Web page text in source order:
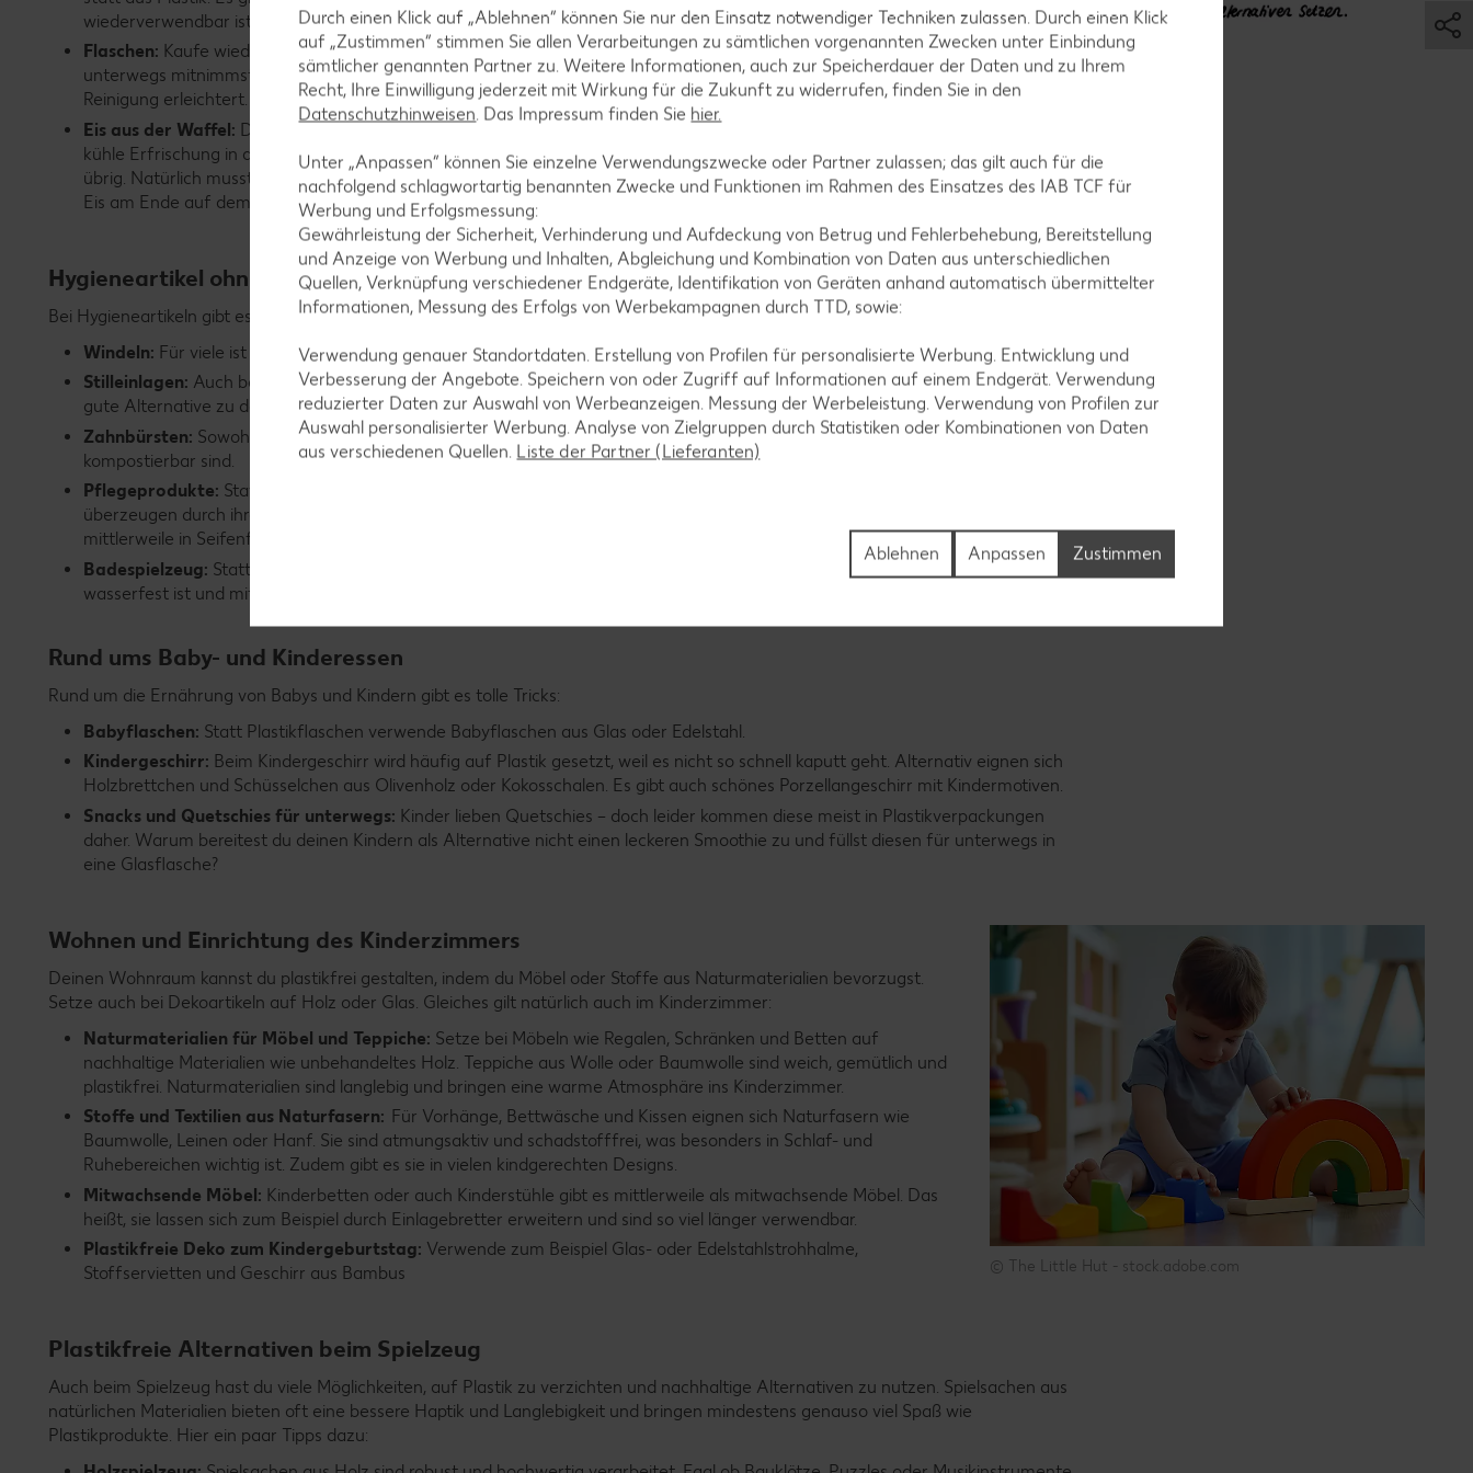
wiederverwendbar ist. Viele Snacks lassen sich auch ohne Besteck essen.
Flaschen: Kaufe wiederverwendbare Glas- oder Edelstahlflaschen, die du für
unterwegs mitnimmst. Meistens sind diese sogar spülmaschinenfest, was die
Reinigung erleichtert.
Eis aus der Waffel: Du stoppst mit deiner Familie an der Eisdiele? Dann nimm die
kühle Erfrischung in der Waffel statt im Becher zu dir – so bleibt hinterher kein Müll
übrig. Natürlich musst du bei kleineren Kindern einschätzen, ob das klappt oder das
Eis am Ende auf dem T-Shirt landen wird.
Hygieneartikel ohne Plastikanteile
Bei Hygieneartikeln gibt es bereits eine Vielzahl von Alternativen, um die Nutzung von Plastik zu reduzieren.
Windeln: Für viele ist es eine Umstellung, aber wenn du den Windelmüll reduzieren willst, nutze Stoffwindeln.
Stilleinlagen: Auch bei den Stilleinlagen gibt es eine große Auswahl an waschbaren und wiederverwendbaren Einlagen, die eine
gute Alternative zu den Einwegeinlagen darstellen.
Zahnbürsten: Sowohl für Erwachsene als auch für Kinder gibt es Zahnbürsten aus Bambus, die nach der Nutzung komplett
kompostierbar sind.
Pflegeprodukte: Statt Duschgel aus der Plastikpackung kannst du Seife am Stück verwenden. Die Auswahl ist riesig und viele
überzeugen durch ihre Inhaltsstoffe. Sie schäumen ebenso sehr wie normale Duschgele. Auch Shampoos und Spülungen gibt es
mittlerweile in Seifenform. Spare Müll, indem du
Badespielzeug: Statt der berühmten Badeente aus Plastik gibt es tolles Spielzeug aus Holz oder Naturkautschuk, das
wasserfest ist und mit in die Badewanne genommen werden kann.
Rund ums Baby- und Kinderessen
Rund um die Ernährung von Babys und Kindern gibt es tolle Tricks:
Babyflaschen: Statt Plastikflaschen verwende Babyflaschen aus Glas oder Edelstahl.
Kindergeschirr: Beim Kindergeschirr wird häufig auf Plastik gesetzt, weil es nicht so schnell kaputt geht. Alternativ eignen sich
Holzbrettchen und Schüsselchen aus Olivenholz oder Kokosschalen. Es gibt auch schönes Porzellangeschirr mit Kindermotiven.
Snacks und Quetschies für unterwegs: Kinder lieben Quetschies – doch leider kommen diese meist in Plastikverpackungen
daher. Warum bereitest du deinen Kindern als Alternative nicht einen leckeren Smoothie zu und füllst diesen für unterwegs in
eine Glasflasche?
© The Little Hut - stock.adobe.com
Wohnen und Einrichtung des Kinderzimmers
Deinen Wohnraum kannst du plastikfrei gestalten, indem du Möbel oder Stoffe aus Naturmaterialien bevorzugst.
Setze auch bei Dekoartikeln auf Holz oder Glas. Gleiches gilt natürlich auch im Kinderzimmer:
Naturmaterialien für Möbel und Teppiche: Setze bei Möbeln wie Regalen, Schränken und Betten auf
nachhaltige Materialien wie unbehandeltes Holz. Teppiche aus Wolle oder Baumwolle sind weich, gemütlich und
plastikfrei. Naturmaterialien sind langlebig und bringen eine warme Atmosphäre ins Kinderzimmer.
Stoffe und Textilien aus Naturfasern: Für Vorhänge, Bettwäsche und Kissen eignen sich Naturfasern wie
Baumwolle, Leinen oder Hanf. Sie sind atmungsaktiv und schadstofffrei, was besonders in Schlaf- und
Ruhebereichen wichtig ist. Zudem gibt es sie in vielen kindgerechten Designs.
Mitwachsende Möbel: Kinderbetten oder auch Kinderstühle gibt es mittlerweile als mitwachsende Möbel. Das
heißt, sie lassen sich zum Beispiel durch Einlagebretter erweitern und sind so viel länger verwendbar.
Plastikfreie Deko zum Kindergeburtstag: Verwende zum Beispiel Glas- oder Edelstahlstrohhalme,
Stoffservietten und Geschirr aus Bambus
Plastikfreie Alternativen beim Spielzeug
Auch beim Spielzeug hast du viele Möglichkeiten, auf Plastik zu verzichten und nachhaltige Alternativen zu nutzen. Spielsachen aus
natürlichen Materialien bieten oft eine bessere Haptik und Langlebigkeit und bringen mindestens genauso viel Spaß wie
Plastikprodukte. Hier ein paar Tipps dazu:
Durch einen Klick auf „Ablehnen“ können Sie nur den Einsatz notwendiger Techniken zulassen. Durch einen Klick
auf „Zustimmen“ stimmen Sie allen Verarbeitungen zu sämtlichen vorgenannten Zwecken unter Einbindung
sämtlicher genannten Partner zu. Weitere Informationen, auch zur Speicherdauer der Daten und zu Ihrem
Recht, Ihre Einwilligung jederzeit mit Wirkung für die Zukunft zu widerrufen, finden Sie in den
Datenschutzhinweisen. Das Impressum finden Sie hier.
Unter „Anpassen“ können Sie einzelne Verwendungszwecke oder Partner zulassen; das gilt auch für die
nachfolgend schlagwortartig benannten Zwecke und Funktionen im Rahmen des Einsatzes des IAB TCF für
Werbung und Erfolgsmessung:
Gewährleistung der Sicherheit, Verhinderung und Aufdeckung von Betrug und Fehlerbehebung, Bereitstellung
und Anzeige von Werbung und Inhalten, Abgleichung und Kombination von Daten aus unterschiedlichen
Quellen, Verknüpfung verschiedener Endgeräte, Identifikation von Geräten anhand automatisch übermittelter
Informationen, Messung des Erfolgs von Werbekampagnen durch TTD, sowie:
Verwendung genauer Standortdaten. Erstellung von Profilen für personalisierte Werbung. Entwicklung und
Verbesserung der Angebote. Speichern von oder Zugriff auf Informationen auf einem Endgerät. Verwendung
reduzierter Daten zur Auswahl von Werbeanzeigen. Messung der Werbeleistung. Verwendung von Profilen zur
Auswahl personalisierter Werbung. Analyse von Zielgruppen durch Statistiken oder Kombinationen von Daten
aus verschiedenen Quellen. Liste der Partner (Lieferanten)
Zustimmen
Anpassen
Ablehnen